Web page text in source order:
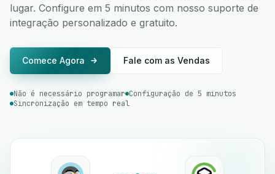
lugar. Configure em 5 minutos com nosso suporte de
integração personalizado e gratuito.
Comece Agora Fale com as Vendas
Não é necessário programar Configuração de 5 minutos
Sincronização em tempo real